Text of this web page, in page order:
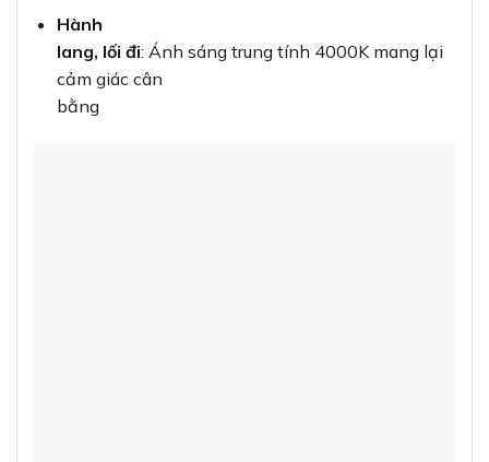
Hành
lang, lối đi: Ánh sáng trung tính 4000K mang lại
cảm giác cân
bằng